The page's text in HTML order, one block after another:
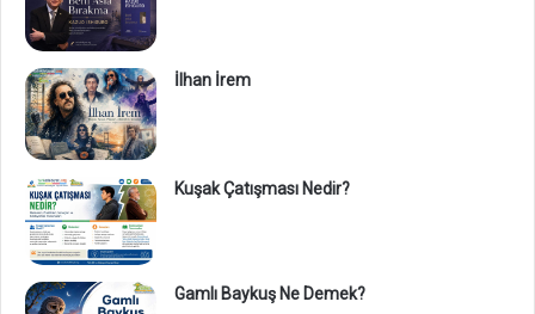
İlhan İrem
Kuşak Çatışması Nedir?
Gamlı Baykuş Ne Demek?